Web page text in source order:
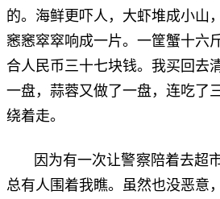
的。海鲜更吓人，大虾堆成小山
窸窸窣窣响成一片。一筐蟹十六
合人民币三十七块钱。我买回去
一盘，蒜蓉又做了一盘，连吃了
绕着走。
因为有一次让警察陪着去超
总有人围着我瞧。虽然也没恶意